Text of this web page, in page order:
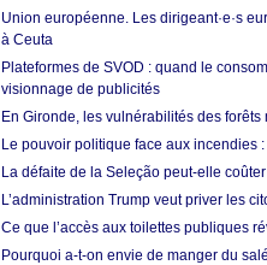
Union européenne. Les dirigeant·e·s
à Ceuta
Plateformes de SVOD : quand le
visionnage de publicités
En Gironde, les vulnérabilités des
Le pouvoir politique face aux incendies
La défaite de la Seleção peut-elle
L’administration Trump veut priver les
Ce que l’accès aux toilettes publiques
Pourquoi a-t-on envie de manger du